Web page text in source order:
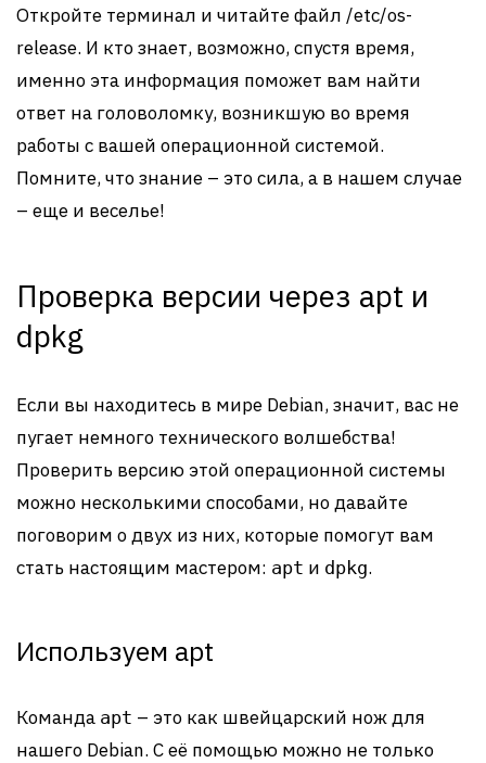
Откройте терминал и читайте файл /etc/os-
release. И кто знает, возможно, спустя время,
именно эта информация поможет вам найти
ответ на головоломку, возникшую во время
работы с вашей операционной системой.
Помните, что знание – это сила, а в нашем случае
– еще и веселье!
Проверка версии через apt и
dpkg
Если вы находитесь в мире Debian, значит, вас не
пугает немного технического волшебства!
Проверить версию этой операционной системы
можно несколькими способами, но давайте
поговорим о двух из них, которые помогут вам
стать настоящим мастером: apt и dpkg.
Используем apt
Команда apt – это как швейцарский нож для
нашего Debian. С её помощью можно не только